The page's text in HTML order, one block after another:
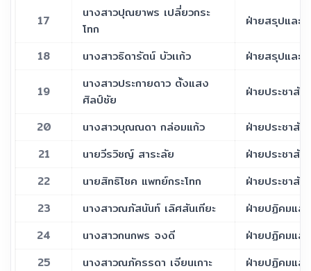
17
นางสาวปุณยาพร เปลี่ยวกระ
โทก
ฝ่ายสรุปและป
18 นางสาวธิดารัตน์ บัวเเก้ว ฝ่ายสรุปและป
19
นางสาวประกายดาว ตั้งแสง
ศิลป์ชัย
ฝ่ายประชาสั
20 นางสาวบุณณดา กล่อมแก้ว
ฝ่ายประชาสั
21
นายวีรวิชญ์ สาระลัย
ฝ่ายประชาสั
22
นายสิทธิโชค แพทย์กระโทก
ฝ่ายประชาสั
23
นางสาวณภัสนันท์ เลิศสันเทียะ
ฝ่ายปฏิคมแล
24
นางสาวกนกพร จงดี
ฝ่ายปฏิคมแล
25
นางสาวณภัครรดา เจียนเกาะ ฝ่ายปฏิคมแล